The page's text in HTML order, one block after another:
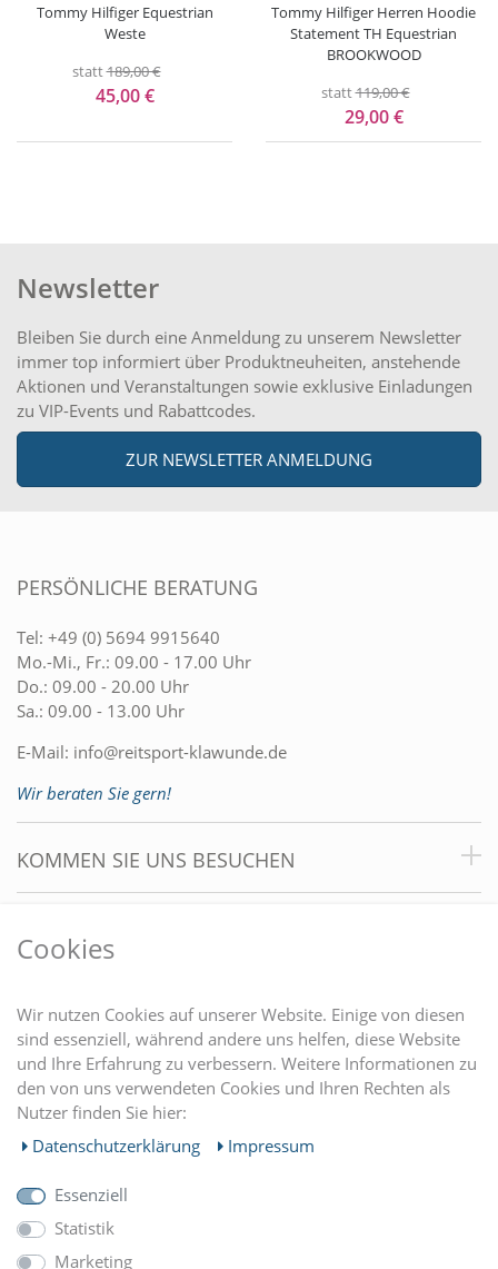
Tommy Hilfiger Equestrian
Weste
statt189,00 €
45,00 €
Tommy Hilfiger Herren Hoodie
Statement TH Equestrian
BROOKWOOD
statt119,00 €
29,00 €
Newsletter
Bleiben Sie durch eine Anmeldung zu unserem Newsletter
immer top informiert über Produktneuheiten, anstehende
Aktionen und Veranstaltungen sowie exklusive Einladungen
zu VIP-Events und Rabattcodes.
ZUR NEWSLETTER ANMELDUNG
PERSÖNLICHE BERATUNG
Tel: +49 (0) 5694 9915640
Mo.-Mi., Fr.: 09.00 - 17.00 Uhr
Do.: 09.00 - 20.00 Uhr
Sa.: 09.00 - 13.00 Uhr
E-Mail: info@reitsport-klawunde.de
Wir beraten Sie gern!
KOMMEN SIE UNS BESUCHEN
EINKAUFEN
MEIN KONTO
UNTERNEHMEN
Cookies
Wir nutzen Cookies auf unserer Website. Einige von diesen
sind essenziell, während andere uns helfen, diese Website
und Ihre Erfahrung zu verbessern. Weitere Informationen zu
den von uns verwendeten Cookies und Ihren Rechten als
Nutzer finden Sie hier:
Daten­schutz­erklärung
Impressum
Essenziell
Statistik
Marketing